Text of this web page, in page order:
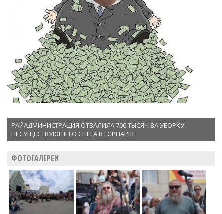
РАЙАДМИНИСТРАЦИЯ ОТВАЛИЛА 700 ТЫСЯЧ ЗА УБОРКУ
НЕСУЩЕСТВУЮЩЕГО СНЕГА В ГОРПАРКЕ
ФОТОГАЛЕРЕИ